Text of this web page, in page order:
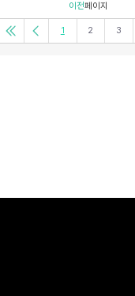
이전페이지
1 2 3